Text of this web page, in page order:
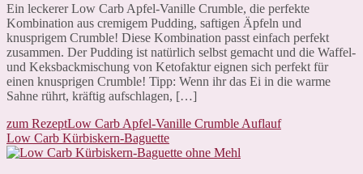
Ein leckerer Low Carb Apfel-Vanille Crumble, die perfekte
Kombination aus cremigem Pudding, saftigen Äpfeln und
knusprigem Crumble! Diese Kombination passt einfach perfekt
zusammen. Der Pudding ist natürlich selbst gemacht und die Waffel-
und Keksbackmischung von Ketofaktur eignen sich perfekt für
einen knusprigen Crumble! Tipp: Wenn ihr das Ei in die warme
Sahne rührt, kräftig aufschlagen, […]
zum RezeptLow Carb Apfel-Vanille Crumble Auflauf
Low Carb Kürbiskern-Baguette